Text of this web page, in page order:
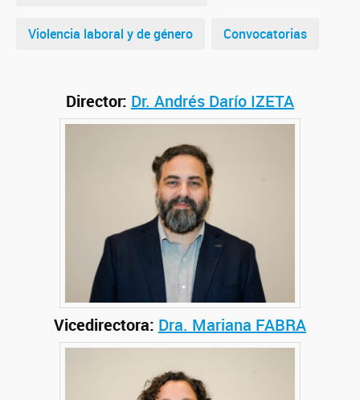
Violencia laboral y de género Convocatorias
Director: Dr. Andrés Darío IZETA
Vicedirectora: Dra. Mariana FABRA